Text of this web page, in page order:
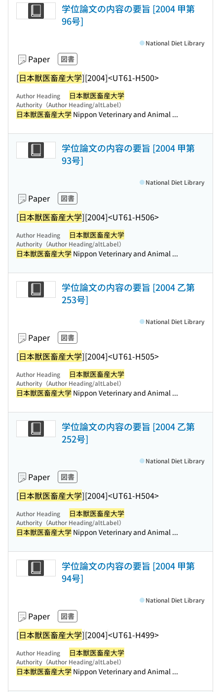
学位論文の内容の要旨 [2004 甲第
96号]
Paper 図書
[日本獣医畜産大学][2004]<UT61-H500>
National Diet Library
Author Heading 日本獣医畜産大学
Authority（Author Heading/altLabel）
日本獣医畜産大学 Nippon Veterinary and Animal ...
学位論文の内容の要旨 [2004 甲第
93号]
Paper 図書
[日本獣医畜産大学][2004]<UT61-H506>
National Diet Library
Author Heading 日本獣医畜産大学
Authority（Author Heading/altLabel）
日本獣医畜産大学 Nippon Veterinary and Animal ...
学位論文の内容の要旨 [2004 乙第
253号]
Paper 図書
[日本獣医畜産大学][2004]<UT61-H505>
National Diet Library
Author Heading 日本獣医畜産大学
Authority（Author Heading/altLabel）
日本獣医畜産大学 Nippon Veterinary and Animal ...
学位論文の内容の要旨 [2004 乙第
252号]
Paper 図書
[日本獣医畜産大学][2004]<UT61-H504>
National Diet Library
Author Heading 日本獣医畜産大学
Authority（Author Heading/altLabel）
日本獣医畜産大学 Nippon Veterinary and Animal ...
学位論文の内容の要旨 [2004 甲第
94号]
Paper 図書
[日本獣医畜産大学][2004]<UT61-H499>
National Diet Library
Author Heading 日本獣医畜産大学
Authority（Author Heading/altLabel）
日本獣医畜産大学 Nippon Veterinary and Animal ...